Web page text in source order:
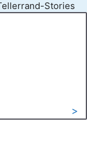
Stories
>